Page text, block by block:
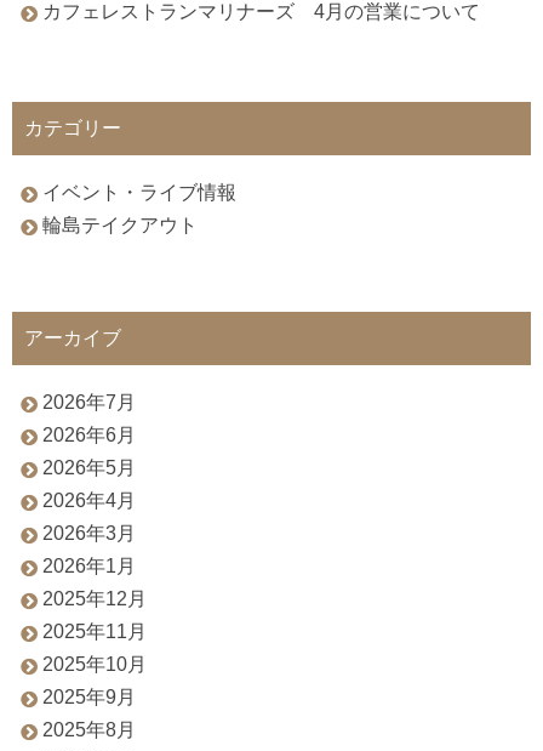
カフェレストランマリナーズ 4月の営業について
カテゴリー
イベント・ライブ情報
輪島テイクアウト
アーカイブ
2026年7月
2026年6月
2026年5月
2026年4月
2026年3月
2026年1月
2025年12月
2025年11月
2025年10月
2025年9月
2025年8月